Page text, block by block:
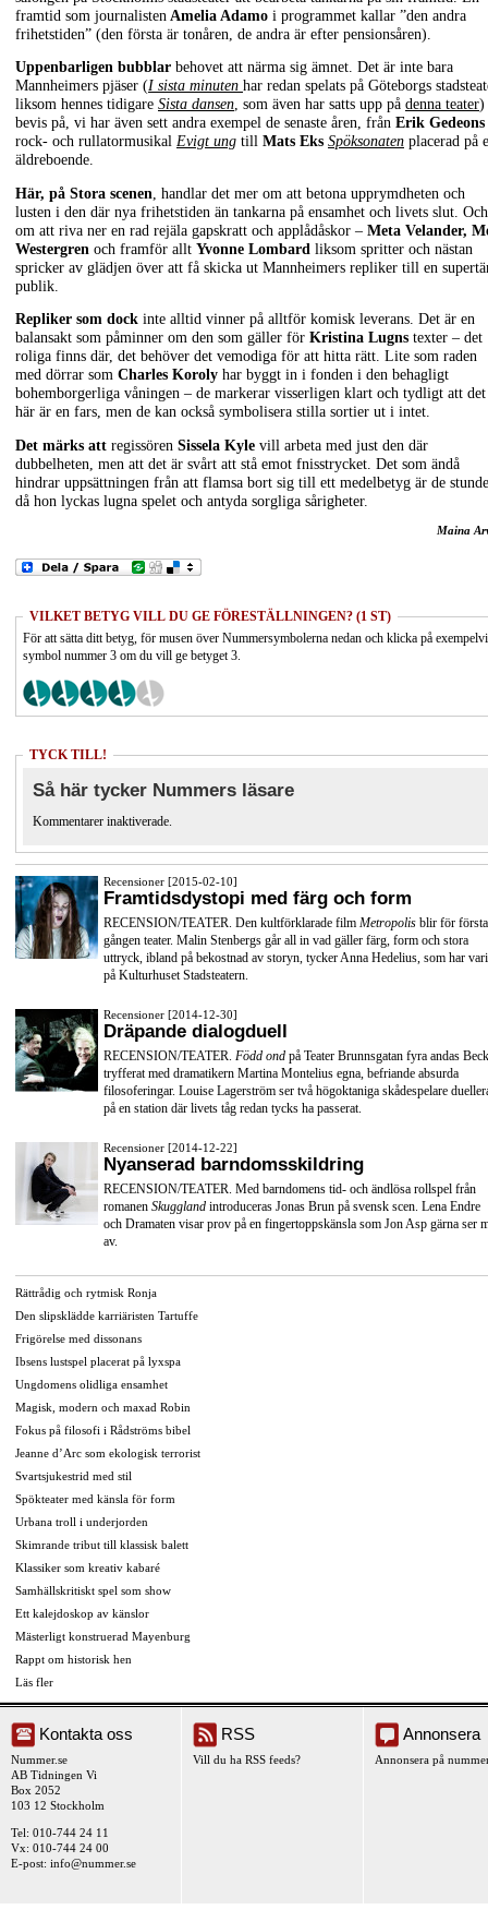
framtid som journalisten Amelia Adamo i programmet kallar ”den andra
frihetstiden” (den första är tonåren, de andra är efter pensionsåren).
Uppenbarligen bubblar behovet att närma sig ämnet. Det är inte bara
Mannheimers pjäser (I sista minuten har redan spelats på Göteborgs
liksom hennes tidigare Sista dansen, som även har satts upp på denna teater)
bevis på, vi har även sett andra exempel de senaste åren, från Erik Gedeons
rock- och rullatormusikal Evigt ung till Mats Eks Spöksonaten placerad på
äldreboende.
Här, på Stora scenen , handlar det mer om att betona upprymdheten och
lusten i den där nya frihetstiden än tankarna på ensamhet och livets slut. Och
om att riva ner en rad rejäla gapskratt och applådåskor – Meta Velander,
Westergren och framför allt Yvonne Lombard liksom spritter och nästan
spricker av glädjen över att få skicka ut Mannheimers repliker till en
publik.
Repliker som dock inte alltid vinner på alltför komisk leverans. Det är en
balansakt som påminner om den som gäller för Kristina Lugns texter – det
roliga finns där, det behöver det vemodiga för att hitta rätt. Lite som raden
med dörrar som Charles Koroly har byggt in i fonden i den behagligt
bohemborgerliga våningen – de markerar visserligen klart och tydligt att det
här är en fars, men de kan också symbolisera stilla sortier ut i intet.
Det märks att regissören Sissela Kyle vill arbeta med just den där
dubbelheten, men att det är svårt att stå emot fnisstrycket. Det som ändå
hindrar uppsättningen från att flamsa bort sig till ett medelbetyg är de
då hon lyckas lugna spelet och antyda sorgliga sårigheter.
Maina
VILKET BETYG VILL DU GE FÖRESTÄLLNINGEN? (1 ST)
För att sätta ditt betyg, för musen över Nummersymbolerna nedan och klicka på
symbol nummer 3 om du vill ge betyget 3.
TYCK TILL!
Så här tycker Nummers läsare
Kommentarer inaktiverade.
Recensioner [2015-02-10]
Framtidsdystopi med färg och form
RECENSION/TEATER. Den kultförklarade film Metropolis blir för första
gången teater. Malin Stenbergs går all in vad gäller färg, form och stora
uttryck, ibland på bekostnad av storyn, tycker Anna Hedelius, som har
på Kulturhuset Stadsteatern.
Recensioner [2014-12-30]
Dräpande dialogduell
RECENSION/TEATER. Född ond på Teater Brunnsgatan fyra andas
tryfferat med dramatikern Martina Montelius egna, befriande absurda
filosoferingar. Louise Lagerström ser två högoktaniga skådespelare
på en station där livets tåg redan tycks ha passerat.
Recensioner [2014-12-22]
Nyanserad barndomsskildring
RECENSION/TEATER. Med barndomens tid- och ändlösa rollspel från
romanen Skuggland introduceras Jonas Brun på svensk scen. Lena Endre
och Dramaten visar prov på en fingertoppskänsla som Jon Asp gärna ser
av.
Rättrådig och rytmisk Ronja
Den slipsklädde karriäristen Tartuffe
Frigörelse med dissonans
Ibsens lustspel placerat på lyxspa
Ungdomens olidliga ensamhet
Magisk, modern och maxad Robin
Fokus på filosofi i Rådströms bibel
Jeanne d’Arc som ekologisk terrorist
Svartsjukestrid med stil
Spökteater med känsla för form
Urbana troll i underjorden
Skimrande tribut till klassisk balett
Klassiker som kreativ kabaré
Samhällskritiskt spel som show
Ett kalejdoskop av känslor
Mästerligt konstruerad Mayenburg
Rappt om historisk hen
Läs fler
Kontakta oss
Nummer.se
AB Tidningen Vi
Box 2052
103 12 Stockholm
Tel: 010-744 24 11
Vx: 010-744 24 00
E-post: info@nummer.se
RSS
Vill du ha RSS feeds?
Annonsera
Annonsera på